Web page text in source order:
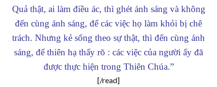
Quả thật, ai làm điều ác, thì ghét ánh sáng và không
đến cùng ánh sáng, để các việc họ làm khỏi bị chê
trách. Nhưng kẻ sống theo sự thật, thì đến cùng ánh
sáng, để thiên hạ thấy rõ : các việc của người ấy đã
được thực hiện trong Thiên Chúa.”
[/read]